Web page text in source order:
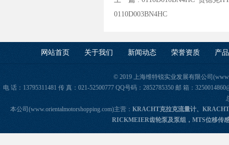
0110D003BN4HC
网站首页 关于我们 新闻动态 荣誉资质 产
© 2019 上海维特锐实业发展有限公司
电 话：13795311481 传 真：021-52500777 QQ号码：2852785350 邮 箱：
本公司(www.orientalmotorshopping.com)主营： KRACHT克拉克流量计、
RICKMEIER齿轮泵及泵组，MTS位移传